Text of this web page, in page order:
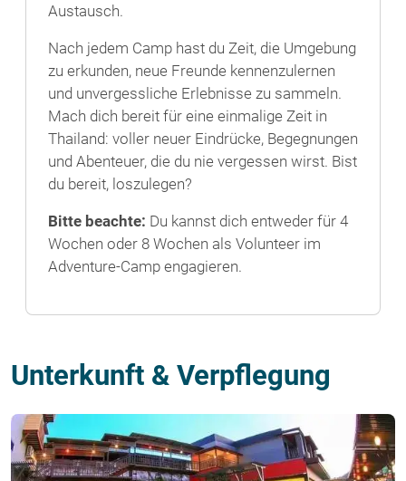
Austausch.
Nach jedem Camp hast du Zeit, die Umgebung
zu erkunden, neue Freunde kennenzulernen
und unvergessliche Erlebnisse zu sammeln.
Mach dich bereit für eine einmalige Zeit in
Thailand: voller neuer Eindrücke, Begegnungen
und Abenteuer, die du nie vergessen wirst. Bist
du bereit, loszulegen?
Bitte beachte: Du kannst dich entweder für 4
Wochen oder 8 Wochen als Volunteer im
Adventure-Camp engagieren.
Unterkunft & Verpflegung